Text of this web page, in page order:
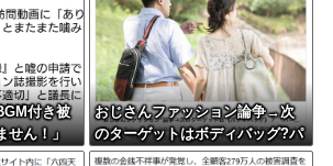
付き被
せん！」
内撮影が
おじさんファッション論争→次
のターゲットはボディバッグ?パ
ーカーもダメハーフパンツもダ